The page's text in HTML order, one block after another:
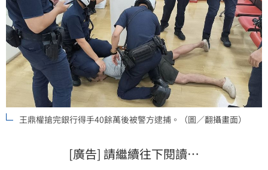
王鼎權搶完銀行得手40餘萬後被警方逮捕。（圖／翻攝畫面）
[廣告] 請繼續往下閱讀…